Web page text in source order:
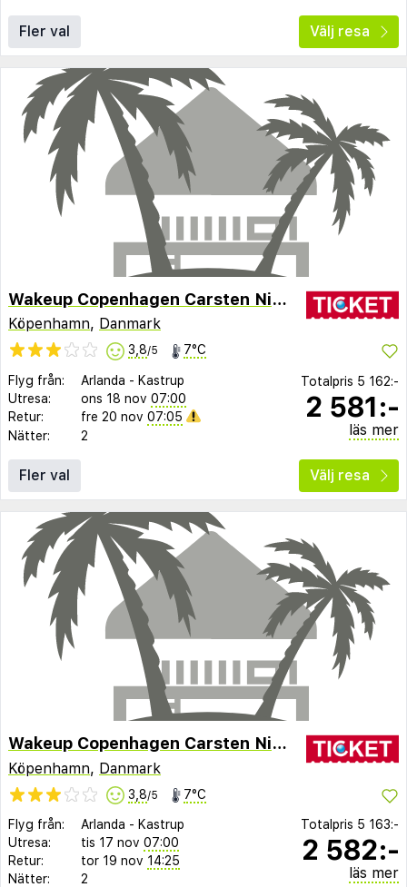
Fler val Välj resa
Wakeup Copenhagen Carsten Niebuhrs Gade
Köpenhamn, Danmark
3,8/5 7°C
Flyg från: Arlanda - Kastrup
Utresa:
ons 18 nov 07:00
Retur:
fre 20 nov 07:05
Nätter:
2
Totalpris 5 162:-
2 581:-
läs mer
Fler val Välj resa
Wakeup Copenhagen Carsten Niebuhrs Gade
Köpenhamn, Danmark
3,8/5 7°C
Flyg från: Arlanda - Kastrup
Utresa:
tis 17 nov 07:00
Retur:
tor 19 nov 14:25
Nätter:
2
Totalpris 5 163:-
2 582:-
läs mer